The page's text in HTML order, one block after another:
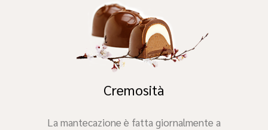
Cremosità
La mantecazione è fatta giornalmente a